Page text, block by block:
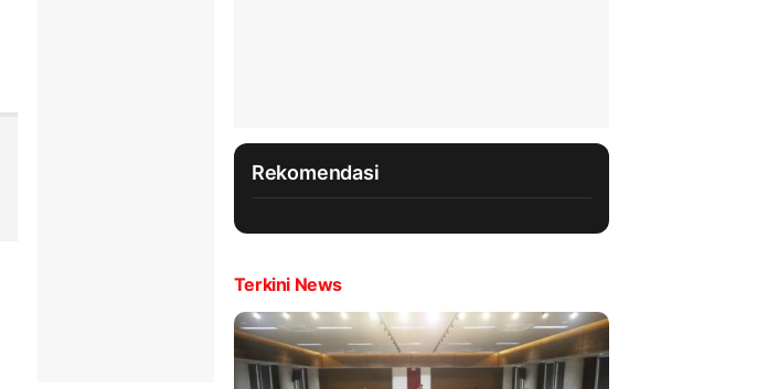
Rekomendasi
Terkini News